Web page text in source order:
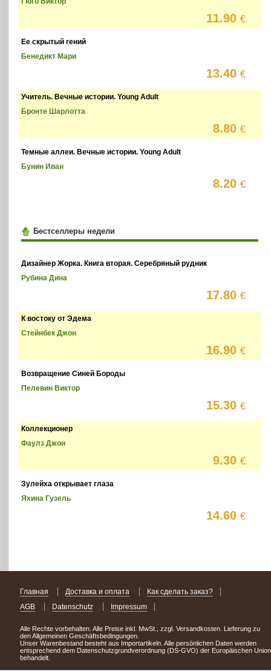
11.90€
Ее скрытый гений
Бенедикт Мари
13.40€
Учитель. Вечные истории. Young Adult
Бронте Шарлотта
8.80€
Темные аллеи. Вечные истории. Young Adult
Бунин Иван
8.20€
Бестселлеры недели
Дизайнер Жорка. Книга вторая. Серебряный рудник
Рубина Дина
17.80€
К востоку от Эдема
Стейнбек Джон
16.90€
Возвращение Синей Бороды
Пелевин Виктор
15.30€
Коллекционер
Фаулз Джон
9.30€
Зулейха открывает глаза
Яхина Гузель
14.60€
Главная Доставка и оплата
Как сделать заказ?
AGB
Datenschutz Impressum
Alle Rechte vorbehalten. Alle Preise inkl. MwSt., zzgl. Versandkosten. Lieferung zu
den Allgemeinen Geschäftsbedingungen.
Unser Warenbestand besteht aus Importartikeln. Alle persönlichen Daten werden
entsprechend dem Datenschutzgrundverordnung (DS-GVO) der Europäischen Union
behandelt.